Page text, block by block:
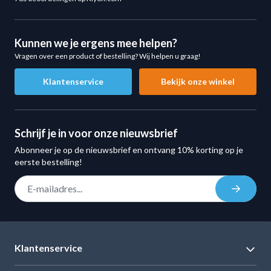
Kunnen we je ergens mee helpen?
Vragen over een product of bestelling? Wij helpen u graag!
Klantenservice Bekijk onze winkel
Schrijf je in voor onze nieuwsbrief
Abonneer je op de nieuwsbrief en ontvang 10% korting op je
eerste bestelling!
Klantenservice